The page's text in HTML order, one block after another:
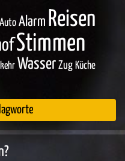
Auto Alarm Reisen
Stimmen
Wasser Zug Küche